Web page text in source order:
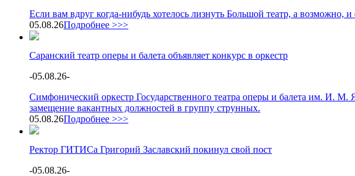
Если вам вдруг когда-нибудь хотелось лизнуть Большой театр, а возможно, и
05.08.26Подробнее >>>
Саранский театр оперы и балета объявляет конкурс в оркестр
-05.08.26-
Симфонический оркестр Государственного театра оперы и балета им. И.
замещение вакантных должностей в группу струнных.
05.08.26Подробнее >>>
Ректор ГИТИСа Григорий Заславский покинул свой пост
-05.08.26-